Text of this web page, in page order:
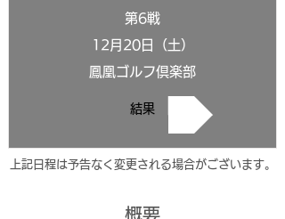
第6戦
12月20日（土）
鳳凰ゴルフ倶楽部
結果
​上記日程は予告なく変更される場合がございます。
概要